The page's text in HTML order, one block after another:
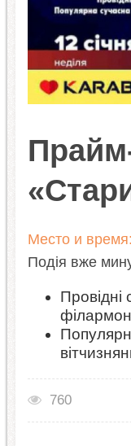
Место и время:
Подія вже
Провідні
760